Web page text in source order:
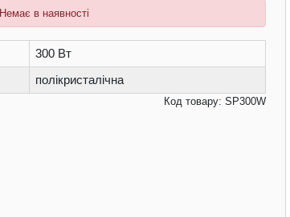
Немає в наявності
300 Вт
полікристалічна
Код товару: SP300W